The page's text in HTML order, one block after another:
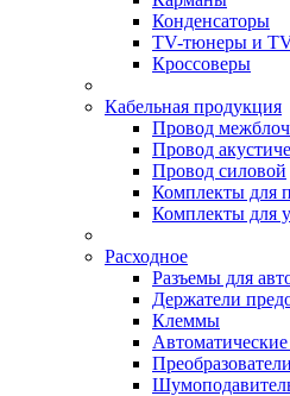
Конденсаторы
TV-тюнеры и
Кроссоверы
Кабельная продукция
Провод
Провод
Провод силовой
Комплекты для
Комплекты для
Расходное
Разъемы для
Держатели
Клеммы